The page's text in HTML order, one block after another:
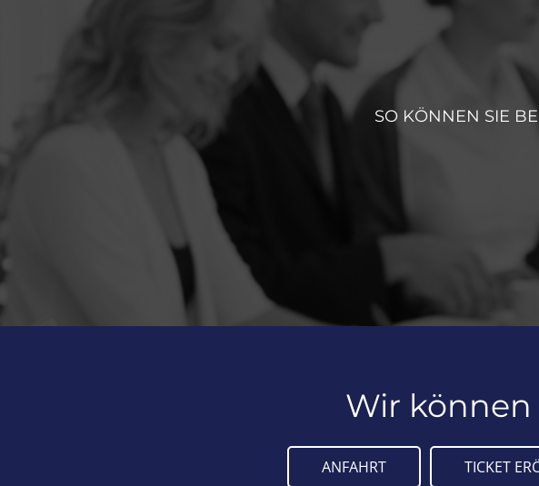
SO KÖNNEN SIE
Wir
ANFAHRT TICKET